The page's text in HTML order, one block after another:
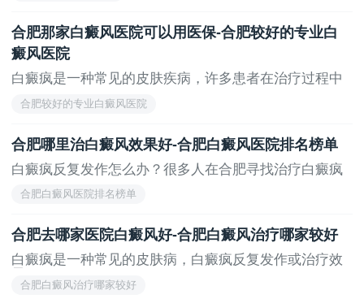
合肥那家白癜风医院可以用医保-合肥较好的专业白
癜风医院
白癜疯是一种常见的皮肤疾病，许多患者在治疗过程中
合肥较好的专业白癜风医院
合肥哪里治白癜风效果好-合肥白癜风医院排名榜单
白癜疯反复发作怎么办？很多人在合肥寻找治疗白癜疯
合肥白癜风医院排名榜单
合肥去哪家医院白癜风好-合肥白癜风治疗哪家较好
白癜疯是一种常见的皮肤病，白癜疯反复发作或治疗效
合肥白癜风治疗哪家较好